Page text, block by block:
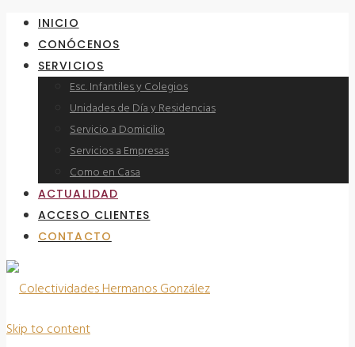
INICIO
CONÓCENOS
SERVICIOS
Esc. Infantiles y Colegios
Unidades de Día y Residencias
Servicio a Domicilio
Servicios a Empresas
Como en Casa
ACTUALIDAD
ACCESO CLIENTES
CONTACTO
Skip to content